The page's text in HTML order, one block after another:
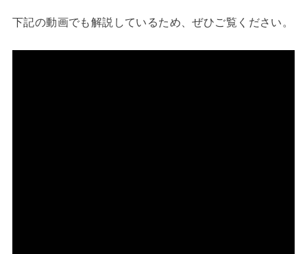
下記の動画でも解説しているため、ぜひご覧ください。